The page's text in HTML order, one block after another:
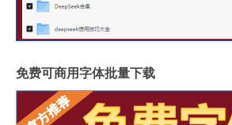
免费可商用字体批量下载